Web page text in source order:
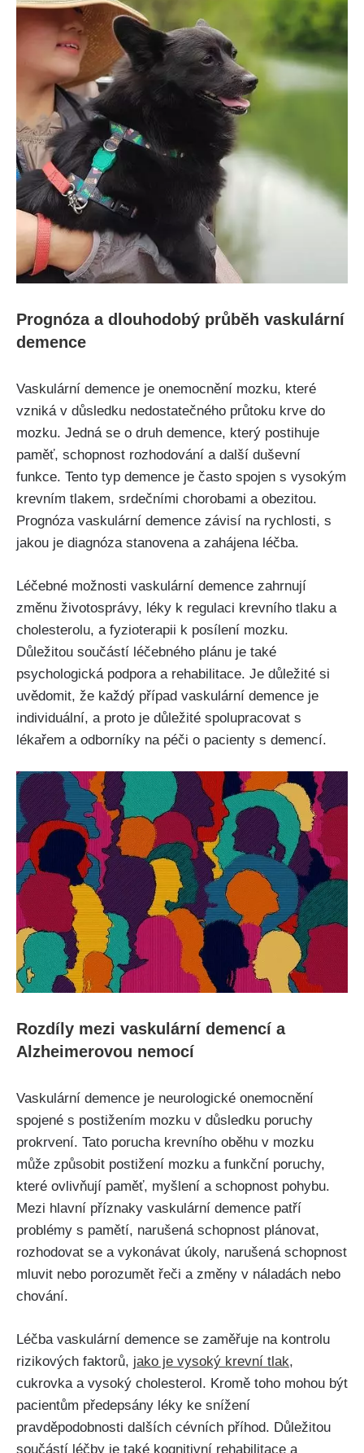
Prognóza a dlouhodobý průběh vaskulární
demence
Vaskulární demence je onemocnění mozku, které
vzniká v důsledku nedostatečného průtoku krve do
mozku. Jedná se o druh demence, který postihuje
paměť, schopnost rozhodování a další duševní
funkce. Tento typ demence je často spojen s vysokým
krevním tlakem, srdečními chorobami a obezitou.
Prognóza vaskulární demence závisí na rychlosti, s
jakou je diagnóza stanovena a zahájena léčba.
Léčebné možnosti vaskulární demence zahrnují
změnu životosprávy, léky k regulaci krevního tlaku a
cholesterolu, a fyzioterapii k posílení mozku.
Důležitou součástí léčebného plánu je také
psychologická podpora a rehabilitace. Je důležité si
uvědomit, že každý případ vaskulární demence je
individuální, a proto je důležité spolupracovat s
lékařem a odborníky na péči o pacienty s demencí.
Rozdíly mezi vaskulární demencí a
Alzheimerovou nemocí
Vaskulární demence je neurologické onemocnění
spojené s postižením mozku v důsledku poruchy
prokrvení. Tato porucha krevního oběhu v mozku
může způsobit postižení mozku a funkční poruchy,
které ovlivňují paměť, myšlení a schopnost pohybu.
Mezi hlavní příznaky vaskulární demence patří
problémy s pamětí, narušená schopnost plánovat,
rozhodovat se a vykonávat úkoly, narušená schopnost
mluvit nebo porozumět řeči a změny v náladách nebo
chování.
Léčba vaskulární demence se zaměřuje na kontrolu
rizikových faktorů, jako je vysoký krevní tlak,
cukrovka a vysoký cholesterol. Kromě toho mohou být
pacientům předepsány léky ke snížení
pravděpodobnosti dalších cévních příhod. Důležitou
součástí léčby je také kognitivní rehabilitace a